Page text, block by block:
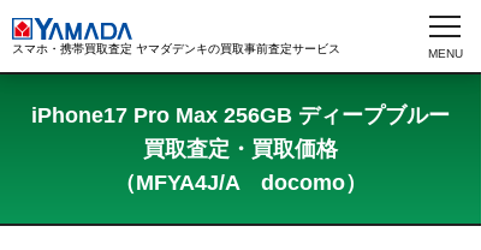
スマホ・携帯買取査定 ヤマダデンキの買取事前査定サービス
iPhone17 Pro Max 256GB ディープブルー
買取査定・買取価格
（MFYA4J/A docomo）